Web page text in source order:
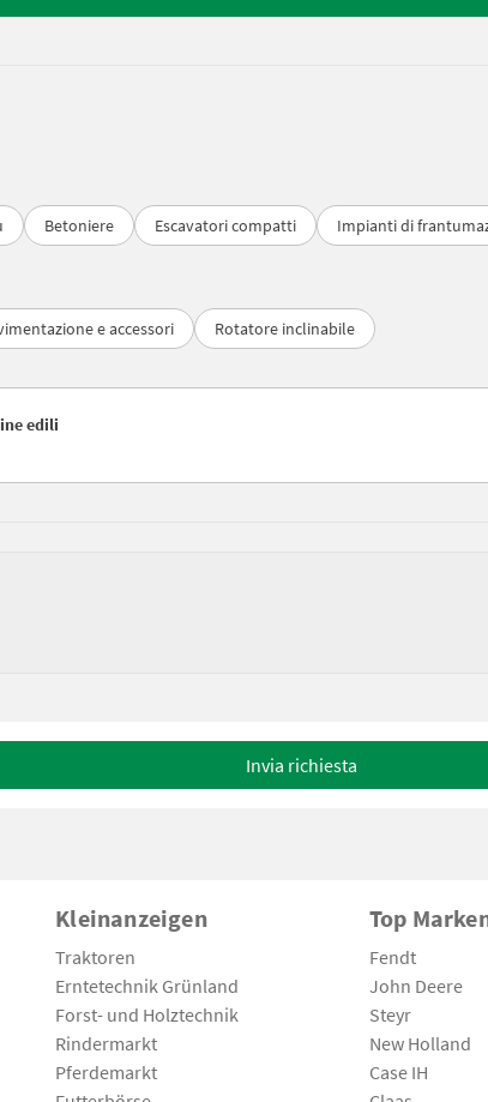
Betoniere Escavatori compatti Impianti di
e accessori Rotatore inclinabile
edili
Invia richiesta
Kleinanzeigen
Traktoren
Erntetechnik Grünland
Forst- und Holztechnik
Rindermarkt
Pferdemarkt
Top
Fendt
John Deere
Steyr
New Holland
Case IH